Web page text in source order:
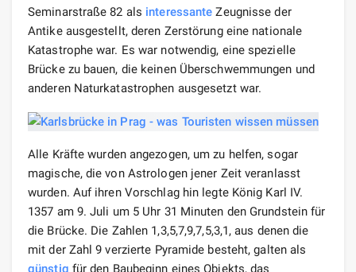
Seminarstraße 82 als interessante Zeugnisse der
Antike ausgestellt, deren Zerstörung eine nationale
Katastrophe war. Es war notwendig, eine spezielle
Brücke zu bauen, die keinen Überschwemmungen und
anderen Naturkatastrophen ausgesetzt war.
Alle Kräfte wurden angezogen, um zu helfen, sogar
magische, die von Astrologen jener Zeit veranlasst
wurden. Auf ihren Vorschlag hin legte König Karl IV.
1357 am 9. Juli um 5 Uhr 31 Minuten den Grundstein für
die Brücke. Die Zahlen 1,3,5,7,9,7,5,3,1, aus denen die
mit der Zahl 9 verzierte Pyramide besteht, galten als
günstig für den Baubeginn eines Objekts, das